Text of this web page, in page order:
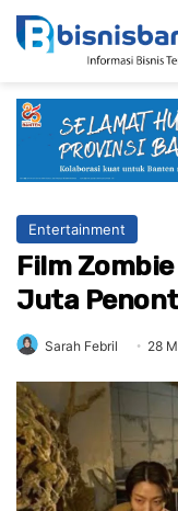
Entertainment
Film Zombie
Juta
Sarah Febril 28